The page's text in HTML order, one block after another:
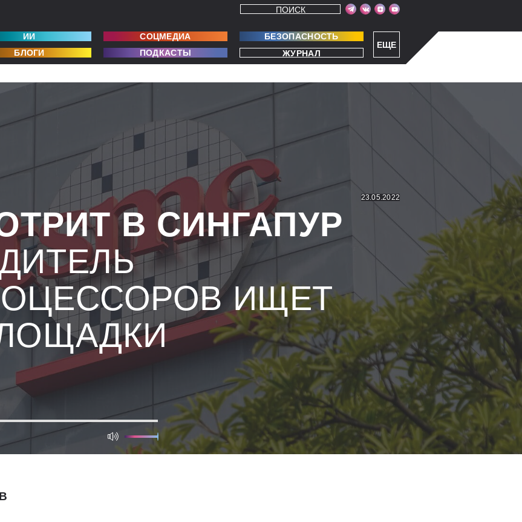
ЕЩЕ
ПОИСК
ИИ СОЦМЕДИА
БЕЗОПАСНОСТЬ
БЛОГИ ПОДКАСТЫ ЖУРНАЛ
23.05.2022
В СИНГАПУР
ИЩЕТ